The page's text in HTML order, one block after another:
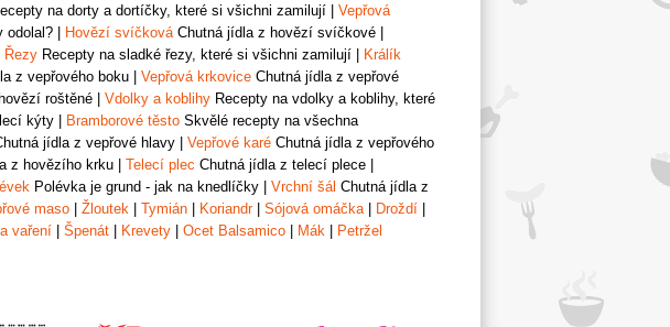
na dorty a dortíčky, které si všichni zamilují
Vepřová
odolal? Hovězí svíčková Chutná jídla z hovězí svíčkové
Řezy Recepty na sladké řezy, které si všichni zamilují
Králík
z vepřového boku Vepřová krkovice Chutná jídla z vepřové
roštěné Vdolky a koblihy Recepty na vdolky a koblihy, které
kýty Bramborové těsto Skvělé recepty na všechna
jídla z vepřové hlavy Vepřové karé Chutná jídla z vepřového
z hovězího krku Telecí plec Chutná jídla z telecí plece
Polévka je grund - jak na knedlíčky Vrchní šál Chutná jídla z
maso Žloutek Tymián Koriandr| Sójová omáčka Droždí
vaření Špenát Krevety Ocet Balsamico Mák
Petržel